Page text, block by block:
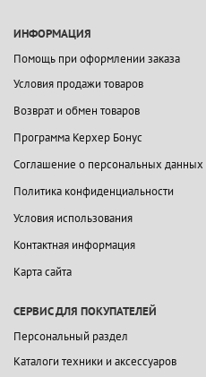
ИНФОРМАЦИЯ
Помощь при оформлении заказа
Условия продажи товаров
Возврат и обмен товаров
Программа Керхер Бонус
Соглашение о персональных данных
Политика конфиденциальности
Условия использования
Контактная информация
Карта сайта
СЕРВИС ДЛЯ ПОКУПАТЕЛЕЙ
Персональный раздел
Каталоги техники и аксессуаров